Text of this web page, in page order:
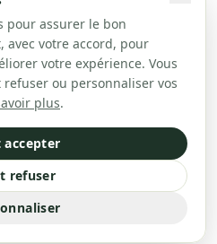
pour assurer le bon
votre accord, pour
votre expérience. Vous
ou personnaliser vos
plus.
refuser
accepter